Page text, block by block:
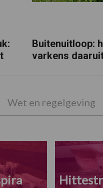
Buitenuitloop:
varkens
Wet en regelgeving